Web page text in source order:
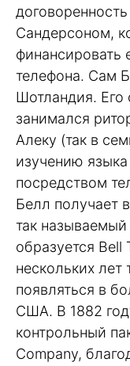
Сандерсоном,
финансировать
телефона. Сам
Шотландия.
занимался
Алеку (так в
изучению
посредством
Белл получает
так
образуется Bell
нескольких лет
появляться в
США. В 1882
контрольный
Company,